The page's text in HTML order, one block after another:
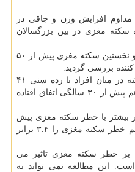
مداوم افزایش وزن و چاقی در
سکته مغزی در بین بزرگسالان
در این مطالعه، شاخص توده بدنی و نخستین سکته مغزی پیش از ۵۰
محققان مشاهده نمودند ۱۰۸۸ سکته در میان افراد با رده سنی ۴۱
سال رخ داده بود. برخی سکته ها هم پیش از ۳۰ سالگی اتفاق افتاده
بیشتر با خطر سکته مغزی پیش
از ۵۰ سالگی روبرو بودند. چاقی هم خطر سکته مغزی را ۳.۴ برابر
بر خطر سکته مغزی تاثیر می
این مطالعه نمی تواند به